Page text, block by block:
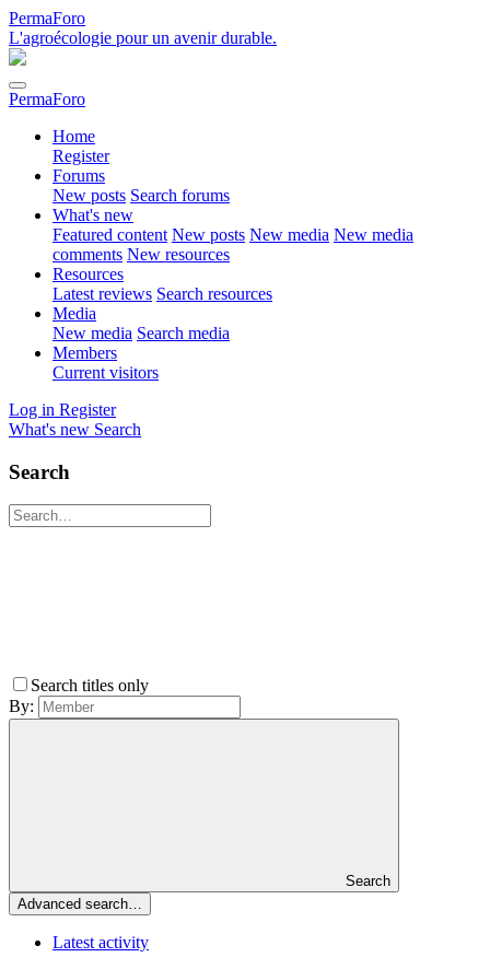
PermaForo
L'agroécologie pour un avenir durable.
PermaForo
Home
Register
Forums
New posts Search forums
What's new
Featured content New posts New media New media
comments New resources
Resources
Latest reviews Search resources
Media
New media Search media
Members
Current visitors
Log in Register
What's new Search
Search
Search titles only
By:
Search
Advanced search…
Latest activity